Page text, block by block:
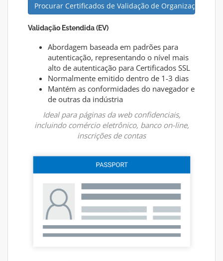
Procurar Certificados de Validação de Organização(OV)
Validação Estendida (EV)
Abordagem baseada em padrões para
autenticação, representando o nível mais
alto de autenticação para Certificados SSL
Normalmente emitido dentro de 1-3 dias
Mantém as conformidades do navegador e
de outras da indústria
Ideal para páginas da web confidenciais,
incluindo comércio eletrônico, banco on-line,
inscrições de contas